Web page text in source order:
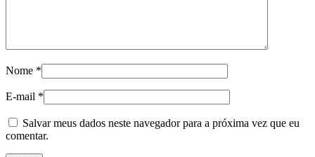
Nome *
E-mail *
Salvar meus dados neste navegador para a próxima vez que eu
comentar.